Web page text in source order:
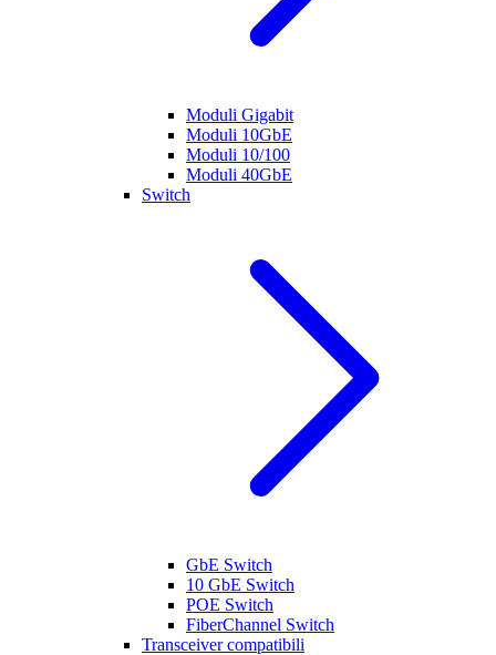
Moduli Gigabit
Moduli 10GbE
Moduli 10/100
Moduli 40GbE
Switch
GbE Switch
10 GbE Switch
POE Switch
FiberChannel Switch
Transceiver compatibili